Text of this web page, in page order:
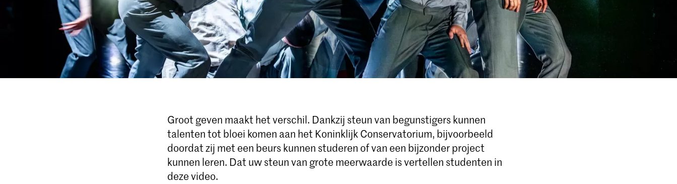
Groot geven maakt het verschil. Dankzij steun van begunstigers kunnen
talenten tot bloei komen aan het Koninklijk Conservatorium, bijvoorbeeld
doordat zij met een beurs kunnen studeren of van een bijzonder project
kunnen leren. Dat uw steun van grote meerwaarde is vertellen studenten in
deze video.